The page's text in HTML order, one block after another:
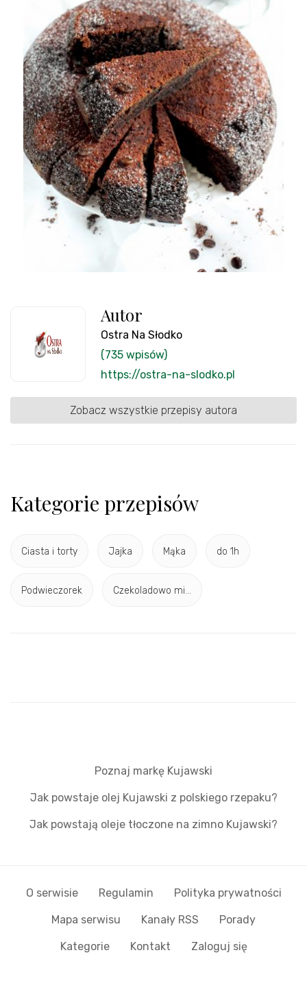
Autor
Ostra Na Słodko
(735 wpisów)
https://ostra-na-slodko.pl
Zobacz wszystkie przepisy autora
Kategorie przepisów
Ciasta i torty Jajka Mąka do 1h
Podwieczorek Czekoladowo mi...
Poznaj markę Kujawski
Jak powstaje olej Kujawski z polskiego rzepaku?
Jak powstają oleje tłoczone na zimno Kujawski?
O serwisie Regulamin Polityka prywatności
Mapa serwisu Kanały RSS Porady
Kategorie Kontakt Zaloguj się